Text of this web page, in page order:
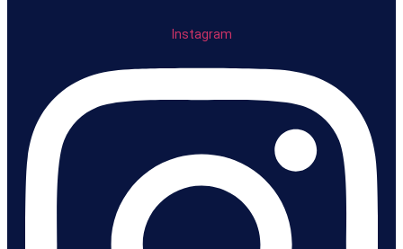
Instagram